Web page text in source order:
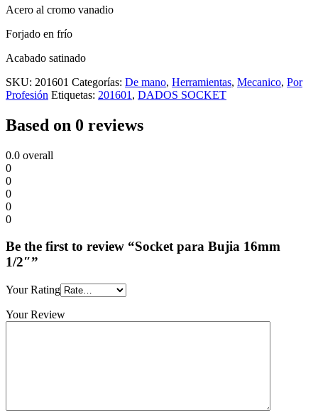
Acero al cromo vanadio
Forjado en frío
Acabado satinado
SKU: 201601 Categorías: De mano, Herramientas, Mecanico, Por
Profesión Etiquetas: 201601 , DADOS SOCKET
Based on 0 reviews
0.0 overall
0
0
0
0
0
Be the first to review “Socket para Bujia 16mm
1/2″”
Your Rating
Your Review